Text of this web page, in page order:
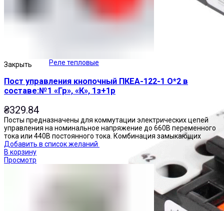
Реле тепловые
Закрыть
Пост управления кнопочный ПКЕА-122-1 О*2 в
составе:№1 «Гр», «К», 1з+1р
₴329.84
Посты предназначены для коммутации электрических цепей
управления на номинальное напряжение до 660В переменного
тока или 440В постоянного тока. Комбинация замыкающих
Добавить в список желаний
В корзину
Просмотр